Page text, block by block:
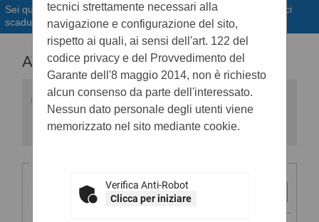
Sei qui: Home» Procedure d'appalto e contratti
Avvisi pubblici
scaduti
tecnici strettamente necessari alla
navigazione e configurazione del sito,
rispetto ai quali, ai sensi dell'art. 122 del
codice privacy e del Provvedimento del
Garante dell'8 maggio 2014, non è richiesto
alcun consenso da parte dell'interessato.
Nessun dato personale degli utenti viene
memorizzato nel sito mediante cookie.
Verifica Anti-Robot
Clicca per iniziare
AVVISI PUBBLICI SCADUTI
All'interno di questa sezione è possibile
consultare gli avvisiSCADUTIsecondo i tempi
previsti dalla normativa dei contratti.
I dati di dettaglio delle procedure pubbliche
appaltante :